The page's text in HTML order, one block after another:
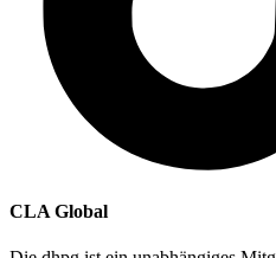
CLA Global